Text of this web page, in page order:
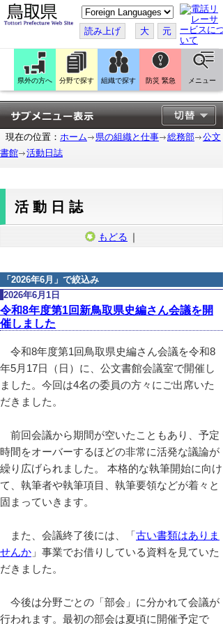
こ
の
ペ
ー
ジ
翻
訳
す
る
読み上げ 大 元
県外の方へ 分野で探す 組織で探す 防災 緊急 メニュー
現在の位置： ホーム 県の組織と仕事 総務部
公文
書館
活動日誌
活動日誌
もどる ｜
「 2026年6月 」で絞込み
2026年6月1日
令和8年度第1回新鳥取県史編さん会議を開
催しました
令和8年度第1回鳥取県史編さん会議を令和8
年5月17日（日）に、公文書館会議室で開催し
ました。今回は4名の委員の方々にご出席いた
だきました。
前回会議から期間が空いたこともあり、予定
時間をオーバーするほどの非常に活発な議論が
繰り広げられました。 本格的な執筆開始に向け
て、執筆者や執筆項目、執筆要領などが着々と
固まっていきます。
また、会議終了後には、「古い書類はありま
せんか 」事業でお借りしている資料を見ていた
だきました。
今後は分野ごとの「部会」に分かれて会議が
行われます。最初の部会は夏頃に開催予定で